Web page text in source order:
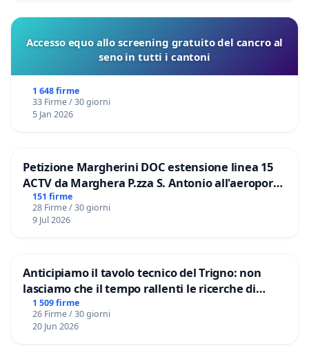
Accesso equo allo screening gratuito del cancro al
seno in tutti i cantoni
1 648 firme
33 Firme / 30 giorni
5 Jan 2026
Petizione Margherini DOC estensione linea 15
ACTV da Marghera P.zza S. Antonio all'aeroporto
Marco Polo tariffa a € 1,50
151 firme
28 Firme / 30 giorni
9 Jul 2026
Anticipiamo il tavolo tecnico del Trigno: non
lasciamo che il tempo rallenti le ricerche di
Domenico Racanati
1 509 firme
26 Firme / 30 giorni
20 Jun 2026